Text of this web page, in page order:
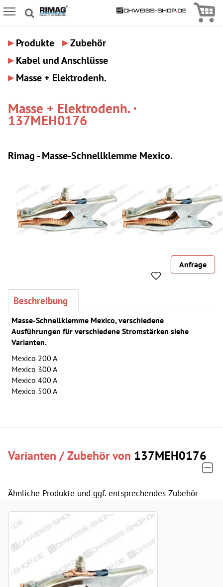
Icon Menu
▸ Produkte ▸Zubehör
▸ Kabel und Anschlüsse
▸ Masse + Elektrodenh.
Masse + Elektrodenh. ·
137MEH0176
Rimag - Masse-Schnellklemme Mexico.
Anfrage
Beschreibung
Masse-Schnellklemme Mexico, verschiedene
Ausführungen für verschiedene Stromstärken siehe
Varianten.
Mexico 200 A
Mexico 300 A
Mexico 400 A
Mexico 500 A
Varianten / Zubehör von 137MEH0176
Ähnliche Produkte und ggf. entsprechendes Zubehör